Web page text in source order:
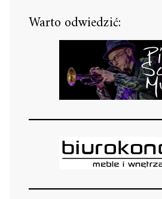
Warto odwiedzić: